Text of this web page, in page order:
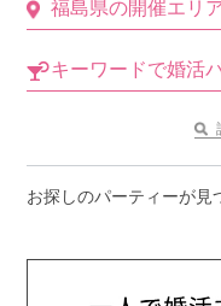
個人情報保護方針launch
子どもの安全基準に関す
公式アカウ
福島県の開催エリ
キーワードで婚活
お探しのパーティーが見